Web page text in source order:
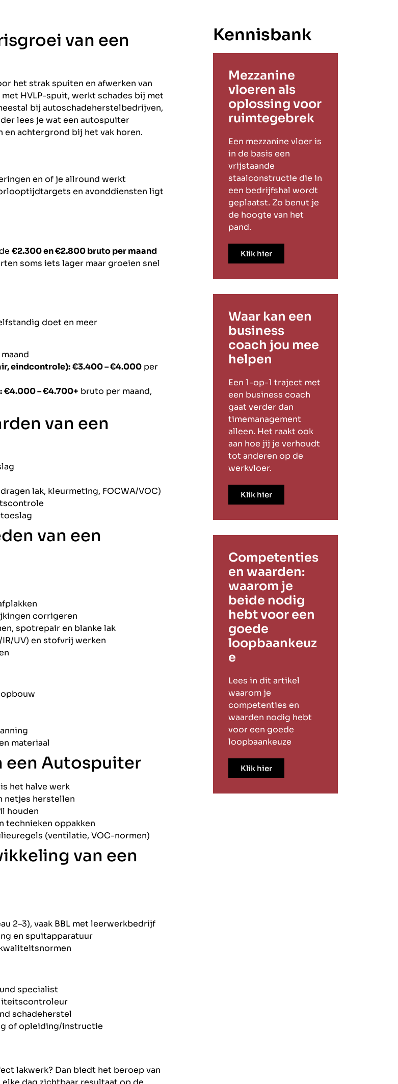
van een
het strak spuiten en afwerken van
HVLP-spuit, werkt schades bij met
bij autoschadeherstelbedrijven,
lees je wat een autospuiter
achtergrond bij het vak horen.
en of je allround werkt
en avonddiensten ligt
€2.300 en €2.800 bruto per maand
soms iets lager maar groeien snel
doet en meer
eindcontrole):€3.400 – €4.000 per
€4.000 – €4.700+ bruto per maand,
van een
lak, kleurmeting, FOCWA/VOC)
van een
corrigeren
spotrepair en blanke lak
UV) en stofvrij werken
materiaal
een Autospuiter
het halve werk
netjes herstellen
houden
technieken oppakken
(ventilatie, VOC-normen)
van een
2–3), vaak BBL met leerwerkbedrijf
en spuitapparatuur
specialist
schadeherstel
of opleiding/instructie
lakwerk? Dan biedt het beroep van
Kennisbank
Mezzanine
vloeren als
oplossing voor
ruimtegebrek
Een mezzanine vloer is
in de basis een
vrijstaande
staalconstructie die in
een bedrijfshal wordt
geplaatst. Zo benut je
de hoogte van het
pand.
Klik hier
Waar kan een
business
coach jou mee
helpen
Een 1-op-1 traject met
een business coach
gaat verder dan
timemanagement
alleen. Het raakt ook
aan hoe jij je verhoudt
tot anderen op de
werkvloer.
Klik hier
Competenties
en waarden:
waarom je
beide nodig
hebt voor een
goede
loopbaankeuz
e
Lees in dit artikel
waarom je
competenties en
waarden nodig hebt
voor een goede
loopbaankeuze
Klik hier